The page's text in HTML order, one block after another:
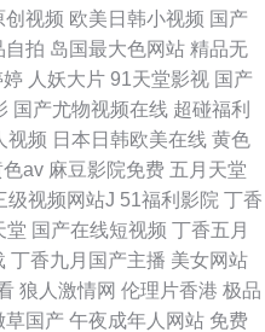
创视频 欧美日韩小视频 国产
自拍 岛国最大色网站 精品无
人妖大片 91天堂影视 国产
国产尤物视频在线 超碰福利
视频 日本日韩欧美在线 黄色
av 麻豆影院免费 五月天堂
级视频网站J 51福利影院 丁香
堂 国产在线短视频 丁香五月
丁香九月国产主播 美女网站
狼人激情网 伦理片香港 极品
草国产 午夜成年人网站 免费